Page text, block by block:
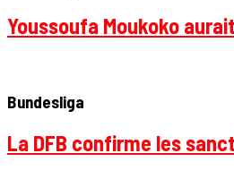
Youssoufa Moukoko
Bundesliga
La DFB confirme les